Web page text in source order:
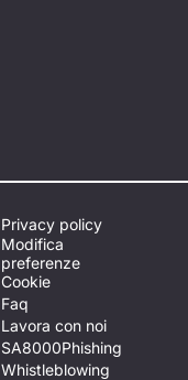
Privacy policy
Modifica
preferenze
Cookie
Faq
Lavora con noi
SA8000Phishing
Whistleblowing